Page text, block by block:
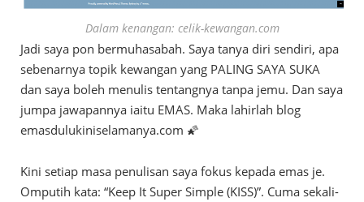
Dalam kenangan: celik-kewangan.com
Jadi saya pon bermuhasabah. Saya tanya diri sendiri, apa
sebenarnya topik kewangan yang PALING SAYA SUKA
dan saya boleh menulis tentangnya tanpa jemu. Dan saya
jumpa jawapannya iaitu EMAS. Maka lahirlah blog
emasdulukiniselamanya.com 🌠
Kini setiap masa penulisan saya fokus kepada emas je.
Omputih kata: “Keep It Super Simple (KISS)”. Cuma sekali-